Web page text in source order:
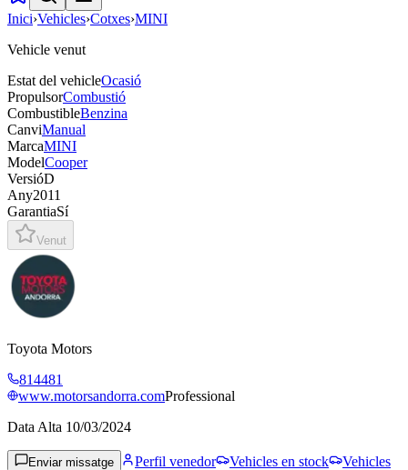
Inici›Vehicles›Cotxes›MINI
Vehicle venut
Estat del vehicleOcasió
PropulsorCombustió
CombustibleBenzina
CanviManual
MarcaMINI
ModelCooper
VersióD
Any2011
GarantiaSí
Venut
Toyota Motors
814481
www.motorsandorra.comProfessional
Data Alta 10/03/2024
Enviar missatge Perfil venedor Vehicles en stock
Vehicles